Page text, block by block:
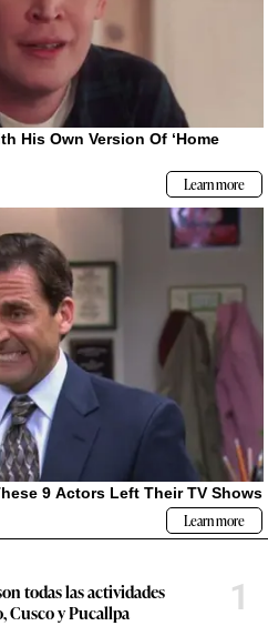
todas las actividades
Cusco y Pucallpa
1